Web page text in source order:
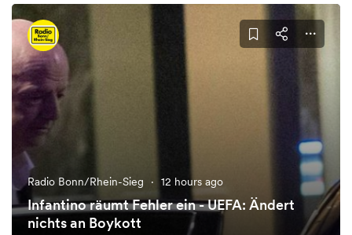
Radio Bonn/Rhein-Sieg · 12 hours ago
Infantino räumt Fehler ein - UEFA: Ändert
nichts an Boykott